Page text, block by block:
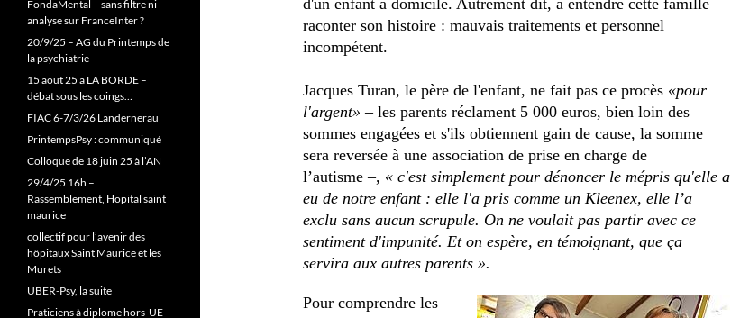
d'un enfant à domicile. Autrement dit, à entendre cette famille
raconter son histoire : mauvais traitements et personnel
incompétent.
Jacques Turan, le père de l'enfant, ne fait pas ce procès «pour
l'argent» – les parents réclament 5 000 euros, bien loin des
sommes engagées et s'ils obtiennent gain de cause, la somme
sera reversée à une association de prise en charge de
l’autisme –, « c'est simplement pour dénoncer le mépris qu'elle a
eu de notre enfant : elle l'a pris comme un Kleenex, elle l’a
exclu sans aucun scrupule. On ne voulait pas partir avec ce
sentiment d'impunité. Et on espère, en témoignant, que ça
servira aux autres parents ».
Pour comprendre les
FondaMental – sans filtre ni
analyse sur FranceInter ?
20/9/25 – AG du Printemps de
la psychiatrie
15 aout 25 a LA BORDE –
débat sous les coings…
FIAC 6-7/3/26 Landernerau
PrintempsPsy : communiqué
Colloque de 18 juin 25 à l’AN
29/4/25 16h –
Rassemblement, Hopital saint
maurice
collectif pour l’avenir des
hôpitaux Saint Maurice et les
Murets
UBER-Psy, la suite
Praticiens à diplome hors-UE